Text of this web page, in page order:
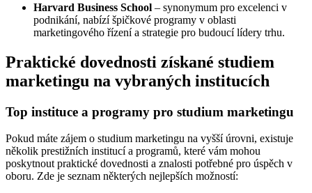
Harvard Business School – synonymum pro excelenci v
podnikání, nabízí špičkové programy v oblasti
marketingového řízení a strategie pro budoucí lídery trhu.
Praktické dovednosti získané studiem
marketingu na vybraných institucích
Top instituce a programy pro studium marketingu
Pokud máte zájem o studium marketingu na vyšší úrovni, existuje
několik prestižních institucí a programů, které vám mohou
poskytnout praktické dovednosti a znalosti potřebné pro úspěch v
oboru. Zde je seznam některých nejlepších možností: